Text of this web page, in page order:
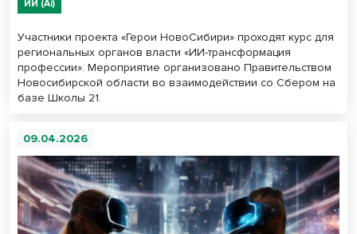
ИИ (Ai)
Участники проекта «Герои НовоСибири» проходят курс для
региональных органов власти «ИИ-трансформация
профессии». Мероприятие организовано Правительством
Новосибирской области во взаимодействии со Сбером на
базе Школы 21.
09.04.2026